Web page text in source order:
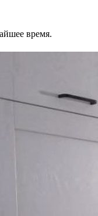
время.